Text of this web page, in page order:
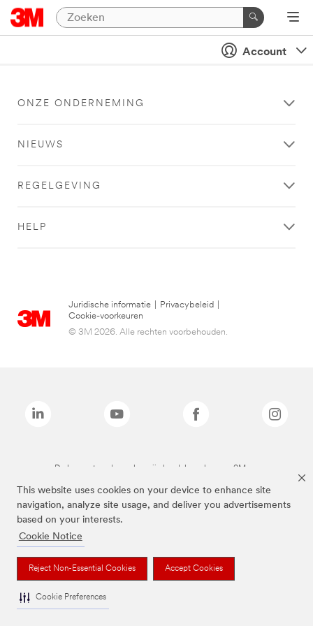
This website uses cookies on your device to enhance site
navigation, analyze site usage, and deliver you advertisements
based on your interests.
Cookie Notice
Reject Non-Essential Cookies Accept Cookies
Cookie Preferences
Account
ONZE ONDERNEMING
NIEUWS
REGELGEVING
HELP
Juridische informatie Privacybeleid
Cookie-voorkeuren
© 3M 2026. Alle rechten voorbehouden.
De bovenstaande merken zijn handelsmerken van 3M.we